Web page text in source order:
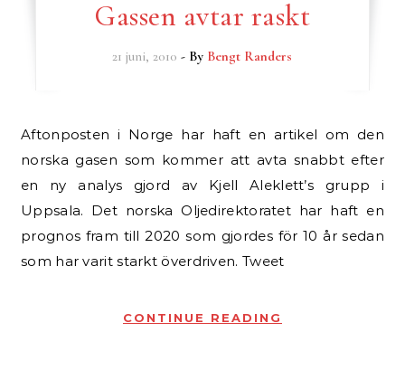
Gassen avtar raskt
21 juni, 2010 - By Bengt Randers
Aftonposten i Norge har haft en artikel om den
norska gasen som kommer att avta snabbt efter
en ny analys gjord av Kjell Aleklett’s grupp i
Uppsala. Det norska Oljedirektoratet har haft en
prognos fram till 2020 som gjordes för 10 år sedan
som har varit starkt överdriven. Tweet
CONTINUE READING